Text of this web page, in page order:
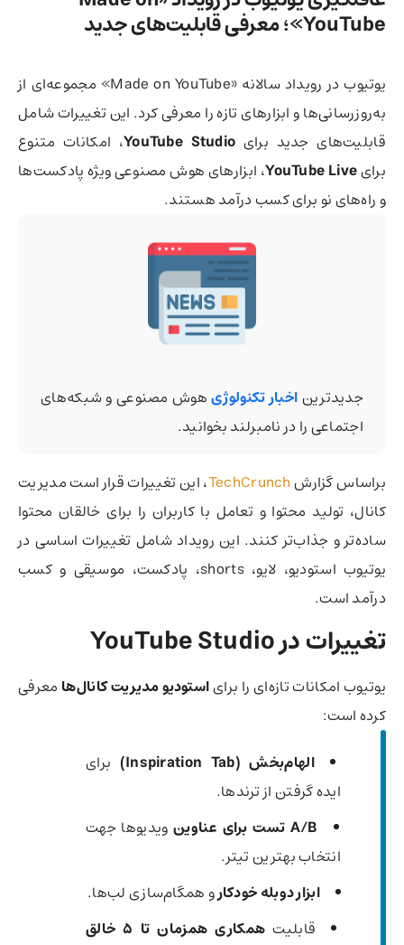
YouTube»؛ معرفی قابلیت‌های جدید
یوتیوب در رویداد سالانه «Made on YouTube» مجموعه‌ای از
به‌روزرسانی‌ها و ابزارهای تازه را معرفی کرد. این تغییرات شامل
قابلیت‌های جدید برای YouTube Studio، امکانات متنوع
برایYouTube Live، ابزارهای هوش مصنوعی ویژه پادکست‌ها
و راه‌های نو برای کسب درآمد هستند.
جدیدتریناخبار تکنولوژیهوش مصنوعی و شبکه‌های
اجتماعی را در نامبرلند بخوانید.
براساس گزارشTechCrunch، این تغییرات قرار است مدیریت
کانال، تولید محتوا و تعامل با کاربران را برای خالقان محتوا
ساده‌تر و جذاب‌تر کنند. این رویداد شامل تغییرات اساسی در
یوتیوب استودیو، لایو، shorts، پادکست، موسیقی و کسب
درآمد است.
تغییرات در YouTube Studio
یوتیوب امکانات تازه‌ای را برایاستودیو مدیریت کانال‌ها معرفی
کرده است:
الهام‌بخش (Inspiration Tab)
برای
ایده گرفتن از ترندها.
A/B تست برای عناوین
ویدیوها جهت
انتخاب بهترین تیتر.
ابزار دوبله خودکارو همگام‌سازی لب‌ها.
قابلیت
همکاری همزمان تا ۵ خالق